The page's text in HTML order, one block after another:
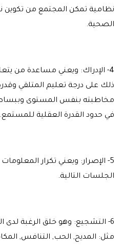
نظامية تمكن المجتمع من
الصحية.
4- الإدراك: ويعني مساعدة من
ذلك على درجة تعليم المتلقي
مخاطبته بنفس المستوى
في حدود القدرة العقلية للمستمع.
5- الإصرار: ويعني تكرار
الجلسات التالية.
6- التشجيع: وهو خلق الرغبة لدى
مثل: المديح, الحب, التنافس,